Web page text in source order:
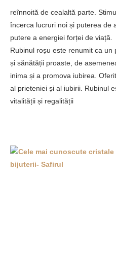
reînnoită de cealaltă parte.
încerca lucruri noi și puterea de
putere a energiei forței de viață.
Rubinul roșu este renumit ca
și sănătății proaste, de
inima și a promova iubirea.
al prieteniei și al iubirii. Rubinul
vitalității și regalității